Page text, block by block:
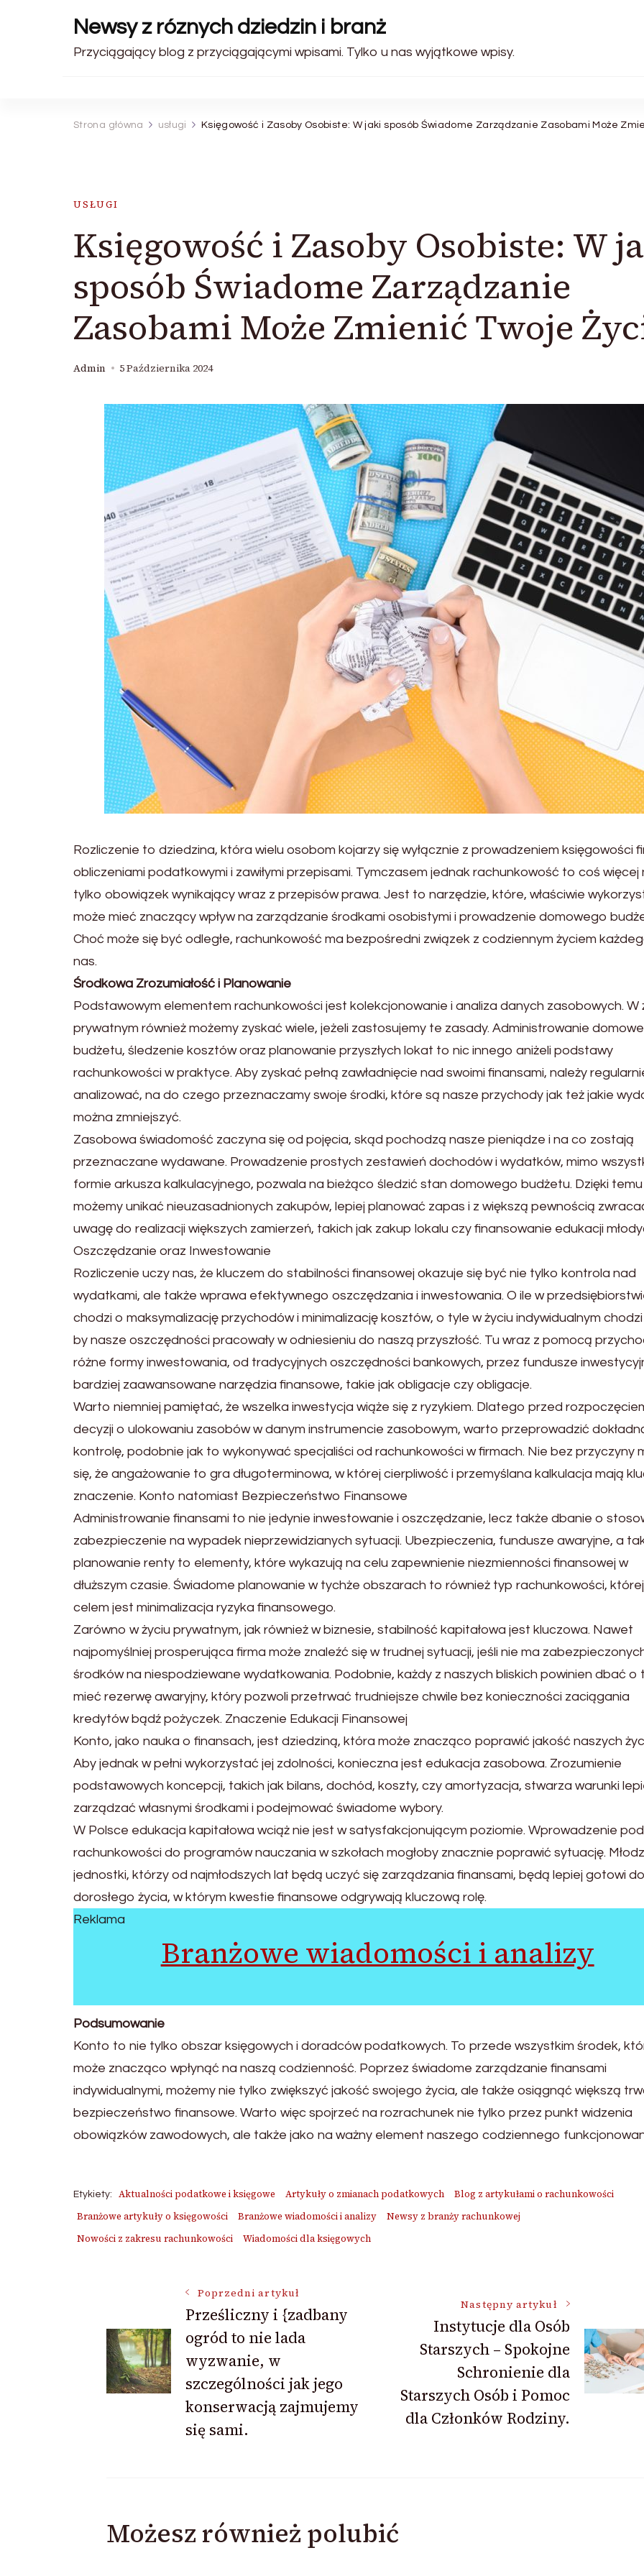
Newsy z róznych dziedzin i branż
Przyciągający blog z przyciągającymi wpisami. Tylko u nas wyjątkowe wpisy.
Strona główna usługi Księgowość i Zasoby Osobiste: W jaki sposób Świadome Zarządzanie Zasobami Może
USŁUGI
Księgowość i Zasoby Osobiste: W
sposób Świadome Zarządzanie
Zasobami Może Zmienić Twoje
Admin 5 Października 2024
Rozliczenie to dziedzina, która wielu osobom kojarzy się wyłącznie z prowadzeniem księgowości
obliczeniami podatkowymi i zawiłymi przepisami. Tymczasem jednak rachunkowość to coś więcej
tylko obowiązek wynikający wraz z przepisów prawa. Jest to narzędzie, które, właściwie
może mieć znaczący wpływ na zarządzanie środkami osobistymi i prowadzenie domowego
Choć może się być odległe, rachunkowość ma bezpośredni związek z codziennym życiem
nas.
Środkowa Zrozumiałość i Planowanie
Podstawowym elementem rachunkowości jest kolekcjonowanie i analiza danych zasobowych. W
prywatnym również możemy zyskać wiele, jeżeli zastosujemy te zasady. Administrowanie
budżetu, śledzenie kosztów oraz planowanie przyszłych lokat to nic innego aniżeli podstawy
rachunkowości w praktyce. Aby zyskać pełną zawładnięcie nad swoimi finansami, należy
analizować, na do czego przeznaczamy swoje środki, które są nasze przychody jak też jakie
można zmniejszyć.
Zasobowa świadomość zaczyna się od pojęcia, skąd pochodzą nasze pieniądze i na co zostają
przeznaczane wydawane. Prowadzenie prostych zestawień dochodów i wydatków, mimo
formie arkusza kalkulacyjnego, pozwala na bieżąco śledzić stan domowego budżetu. Dzięki temu
możemy unikać nieuzasadnionych zakupów, lepiej planować zapas i z większą pewnością
uwagę do realizacji większych zamierzeń, takich jak zakup lokalu czy finansowanie edukacji
Oszczędzanie oraz Inwestowanie
Rozliczenie uczy nas, że kluczem do stabilności finansowej okazuje się być nie tylko kontrola nad
wydatkami, ale także wprawa efektywnego oszczędzania i inwestowania. O ile w
chodzi o maksymalizację przychodów i minimalizację kosztów, o tyle w życiu indywidualnym
by nasze oszczędności pracowały w odniesieniu do naszą przyszłość. Tu wraz z pomocą
różne formy inwestowania, od tradycyjnych oszczędności bankowych, przez fundusze
bardziej zaawansowane narzędzia finansowe, takie jak obligacje czy obligacje.
Warto niemniej pamiętać, że wszelka inwestycja wiąże się z ryzykiem. Dlatego przed
decyzji o ulokowaniu zasobów w danym instrumencie zasobowym, warto przeprowadzić
kontrolę, podobnie jak to wykonywać specjaliści od rachunkowości w firmach. Nie bez przyczyny
się, że angażowanie to gra długoterminowa, w której cierpliwość i przemyślana kalkulacja mają
znaczenie. Konto natomiast Bezpieczeństwo Finansowe
Administrowanie finansami to nie jedynie inwestowanie i oszczędzanie, lecz także dbanie o
zabezpieczenie na wypadek nieprzewidzianych sytuacji. Ubezpieczenia, fundusze awaryjne, a
planowanie renty to elementy, które wykazują na celu zapewnienie niezmienności finansowej w
dłuższym czasie. Świadome planowanie w tychże obszarach to również typ rachunkowości, której
celem jest minimalizacja ryzyka finansowego.
Zarówno w życiu prywatnym, jak również w biznesie, stabilność kapitałowa jest kluczowa. Nawet
najpomyślniej prosperująca firma może znaleźć się w trudnej sytuacji, jeśli nie ma
środków na niespodziewane wydatkowania. Podobnie, każdy z naszych bliskich powinien dbać o
mieć rezerwę awaryjny, który pozwoli przetrwać trudniejsze chwile bez konieczności zaciągania
kredytów bądź pożyczek. Znaczenie Edukacji Finansowej
Konto, jako nauka o finansach, jest dziedziną, która może znacząco poprawić jakość naszych
Aby jednak w pełni wykorzystać jej zdolności, konieczna jest edukacja zasobowa. Zrozumienie
podstawowych koncepcji, takich jak bilans, dochód, koszty, czy amortyzacja, stwarza warunki
zarządzać własnymi środkami i podejmować świadome wybory.
W Polsce edukacja kapitałowa wciąż nie jest w satysfakcjonującym poziomie. Wprowadzenie
rachunkowości do programów nauczania w szkołach mogłoby znacznie poprawić sytuację.
jednostki, którzy od najmłodszych lat będą uczyć się zarządzania finansami, będą lepiej gotowi do
dorosłego życia, w którym kwestie finansowe odgrywają kluczową rolę.
Reklama
Branżowe wiadomości i analizy
Podsumowanie
Konto to nie tylko obszar księgowych i doradców podatkowych. To przede wszystkim środek,
może znacząco wpłynąć na naszą codzienność. Poprzez świadome zarządzanie finansami
indywidualnymi, możemy nie tylko zwiększyć jakość swojego życia, ale także osiągnąć większą
bezpieczeństwo finansowe. Warto więc spojrzeć na rozrachunek nie tylko przez punkt widzenia
obowiązków zawodowych, ale także jako na ważny element naszego codziennego
Etykiety: Aktualności podatkowe i księgowe Artykuły o zmianach podatkowych
Blog z artykułami o rachunkowości
Branżowe artykuły o księgowości
Branżowe wiadomości i analizy
Newsy z branży rachunkowej
Nowości z zakresu rachunkowości
Wiadomości dla księgowych
Nawigacja
wpisu
Poprzedni artykuł
Prześliczny i {zadbany
ogród to nie lada
wyzwanie, w
szczególności jak jego
konserwacją zajmujemy
się sami.
Następny artykuł
Instytucje dla Osób
Starszych – Spokojne
Schronienie dla
Starszych Osób i Pomoc
dla Członków Rodziny.
Możesz również polubić